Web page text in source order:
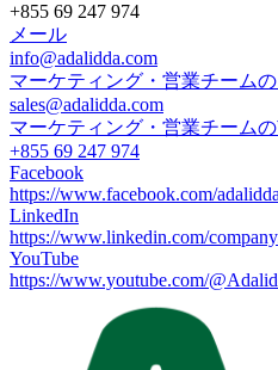
+855 69 247 974
メール
info@adalidda.com
マーケティング・営業チーム
sales@adalidda.com
マーケティング・営業チームの
+855 69 247 974
Facebook
https://www.facebook.com/
LinkedIn
https://www.linkedin.com/
YouTube
https://www.youtube.com/